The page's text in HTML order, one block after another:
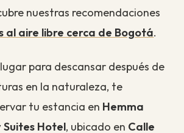
nuestras recomendaciones
al aire libre cerca de Bogotá.
para descansar después de
en la naturaleza, te
tu estancia en Hemma
Hotel, ubicado en Calle